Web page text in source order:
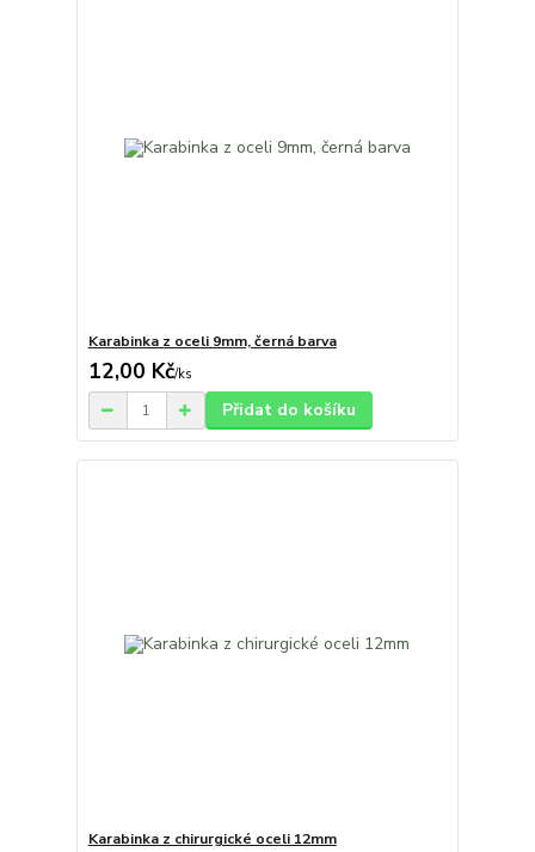
Karabinka z oceli 9mm, černá barva
12,00 Kč/ks
Přidat do košíku
Karabinka z chirurgické oceli 12mm